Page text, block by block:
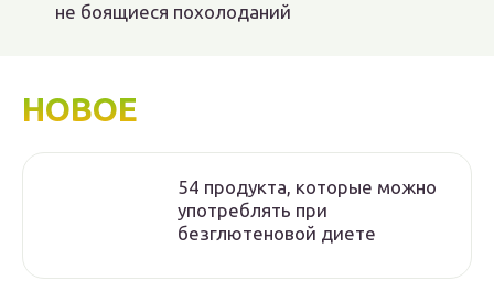
не боящиеся похолоданий
НОВОЕ
54 продукта, которые можно
употреблять при
безглютеновой диете